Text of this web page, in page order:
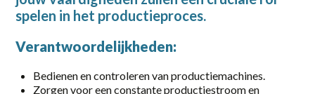
spelen in het productieproces.
Verantwoordelijkheden:
Bedienen en controleren van productiemachines.
Zorgen voor een constante productiestroom en
36 uur
38 uur
40